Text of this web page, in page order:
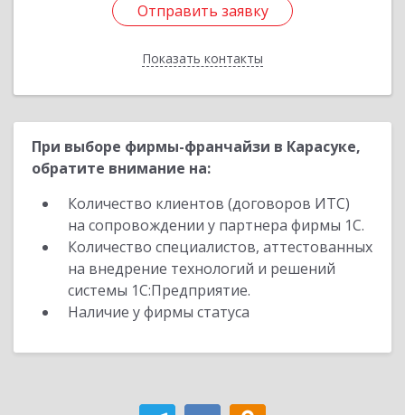
Отправить заявку
Показать контакты
Отправить заявку
Назад
При выборе фирмы-франчайзи в Карасуке,
обратите внимание на:
Количество клиентов (договоров ИТС)
на сопровождении у партнера фирмы 1С.
Количество специалистов, аттестованных
на внедрение технологий и решений
системы 1С:Предприятие.
Наличие у фирмы статуса